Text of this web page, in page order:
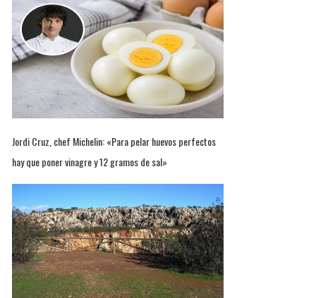
Jordi Cruz, chef Michelin: «Para pelar huevos perfectos
hay que poner vinagre y 12 gramos de sal»